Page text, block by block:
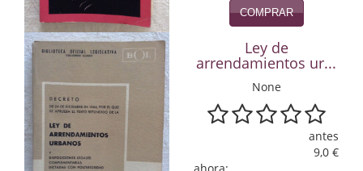
Novela Extranjera
Novela fantástica
Novela histórica
Novela negra
Novela romántica
COMPRAR
Ley de
arrendamientos ur...
None
antes
9,0 €